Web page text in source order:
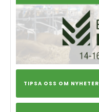
TIPSA OSS OM NYHETER